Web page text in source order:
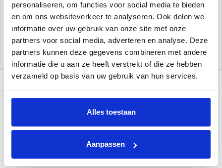
personaliseren, om functies voor social media te bieden
en om ons websiteverkeer te analyseren. Ook delen we
informatie over uw gebruik van onze site met onze
partners voor social media, adverteren en analyse. Deze
partners kunnen deze gegevens combineren met andere
informatie die u aan ze heeft verstrekt of die ze hebben
verzameld op basis van uw gebruik van hun services.
Alles toestaan
Aanpassen
Naast het feit dat dit waterbehandeling pakket erg nuttig is, is het
ook nog eens economische verantwoord. AquaFinesse gaat
namelijk 3 keer langer mee dan de meeste andere
reinigingsmiddelen.
Gerelateerde Producten